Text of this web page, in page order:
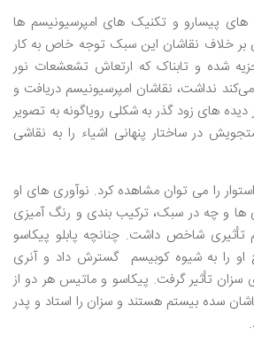
های پیسارو و تکنیک های امپرسیونیسم ها
بر خلاف نقاشان این سبک توجه خاص به کار
شده و تابناک که ارتعاش تشعشعات نور
نداشت، نقاشان امپرسیونیسم دریافت و
های زود گذر به ‌شکلی رویاگونه به تصویر
در ساختار پنهانی اشیاء را به نقاشی
را می‌ توان مشاهده کرد. نوآوری ‌های او
ها و چه در سبک، ترکیب ‌بندی و رنگ‌ آمیزی
تأثیری شاخص داشت. چنانچه پابلو پیکاسو
را به شیوه کوبیسم گسترش داد و آنری
تأثیر گرفت. پیکاسو و ماتیس هر دو از
سده بیستم هستند و سزان را استاد و پدر